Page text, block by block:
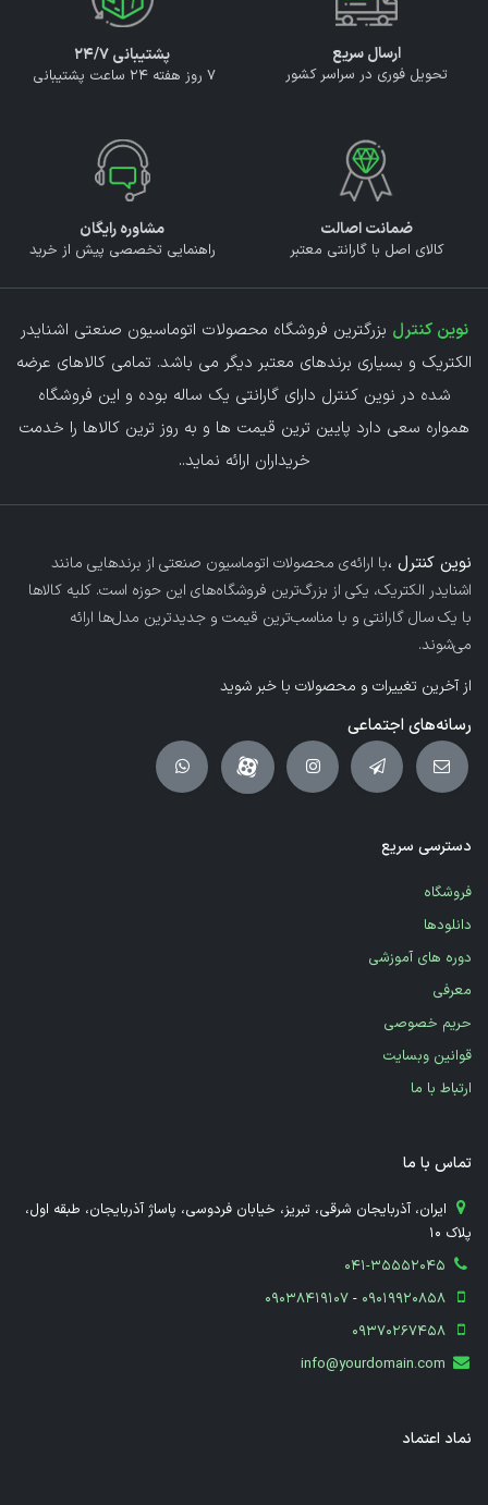
ارسال سریع
تحویل فوری در سراسر کشور
پشتیبانی ۲۴/۷
7 روز هفته 24 ساعت پشتیبانی
ضمانت اصالت
کالای اصل با گارانتی معتبر
مشاوره رایگان
راهنمایی تخصصی پیش از خرید
نوین کنترل بزرگترین فروشگاه محصولات اتوماسیون صنعتی اشنایدر
الکتریک و بسیاری برندهای معتبر دیگر می باشد. تمامی کالاهای عرضه
شده در نوین کنترل دارای گارانتی یک ساله بوده و این فروشگاه
همواره سعی دارد پایین ترین قیمت ها و به روز ترین کالاها را خدمت
خریداران ارائه نماید..
نوین کنترل ،با ارائه‌ی محصولات اتوماسیون صنعتی از برندهایی مانند
اشنایدر الکتریک، یکی از بزرگ‌ترین فروشگاه‌های این حوزه است. کلیه کالاها
با یک سال گارانتی و با مناسب‌ترین قیمت و جدیدترین مدل‌ها ارائه
می‌شوند.
از آخرین تغییرات و محصولات با خبر شوید
رسانه‌های اجتماعی
دسترسی سریع
فروشگاه
دانلودها
دوره های آموزشی
معرفی
حریم خصوصی
قوانین وبسایت
ارتباط با ما
تماس با ما
​ ایران، آذربایجان شرقی، تبریز، خیابان فردوسی، پاساژ آذربایجان، طبقه اول،
پلاک 10
041-35552045
09038419107-09019920858
09370267458
info@yourdomain.com
نماد اعتماد